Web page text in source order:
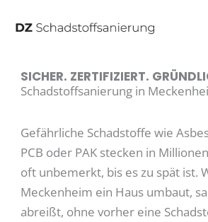
Inhalt
SICHER. ZERTIFIZIERT.
Schadstoffsanierung in
Gefährliche Schadstoffe wie
PCB oder PAK stecken in
oft unbemerkt, bis es zu spät ist.
Meckenheim ein Haus umbaut,
abreißt, ohne vorher eine